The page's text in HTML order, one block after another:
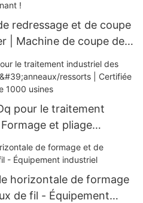
redressage et de coupe
| Machine de coupe de
ISO | Cliquez
pour le traitement
et pliage
ISO 9001 | Utilisée
horizontale de formage
de fil - Équipement